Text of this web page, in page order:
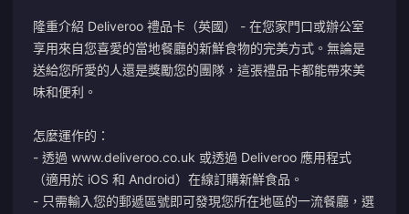
隆重介紹 Deliveroo 禮品卡（英國） - 在您家門口或辦公室
享用來自您喜愛的當地餐廳的新鮮食物的完美方式。無論是
送給您所愛的人還是獎勵您的團隊，這張禮品卡都能帶來美
味和便利。
怎麼運作的：
- 透過 www.deliveroo.co.uk 或透過 Deliveroo 應用程式
（適用於 iOS 和 Android）在線訂購新鮮食品。
- 只需輸入您的郵遞區號即可發現您所在地區的一流餐廳，選